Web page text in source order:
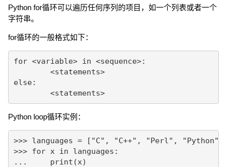
Python for循环可以遍历任何序列的项目，如一个列表或者一个
字符串。
for循环的一般格式如下：
for <variable> in <sequence>:
else:
	<statements>
Python loop循环实例：
>>> languages = ["C", "C++", "Perl",
>>> for x in languages:
...     print(x)